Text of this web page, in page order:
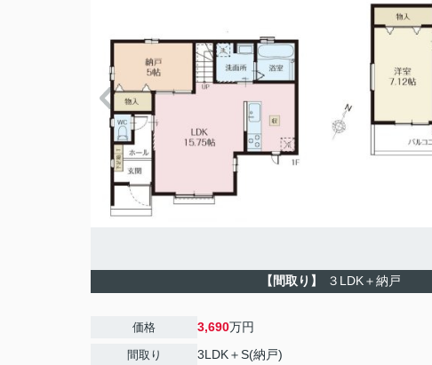
【間取り】 ３LDK＋納戸
価格 3,690万円
間取り 3LDK＋S(納戸)